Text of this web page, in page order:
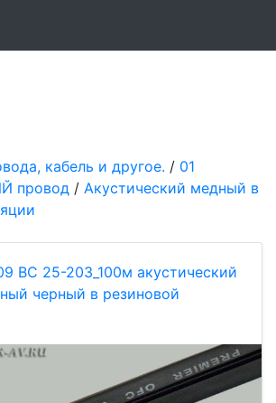
кабель и другое. / 01
провод / Акустический медный в
BC 25-203_100м акустический
черный в резиновой